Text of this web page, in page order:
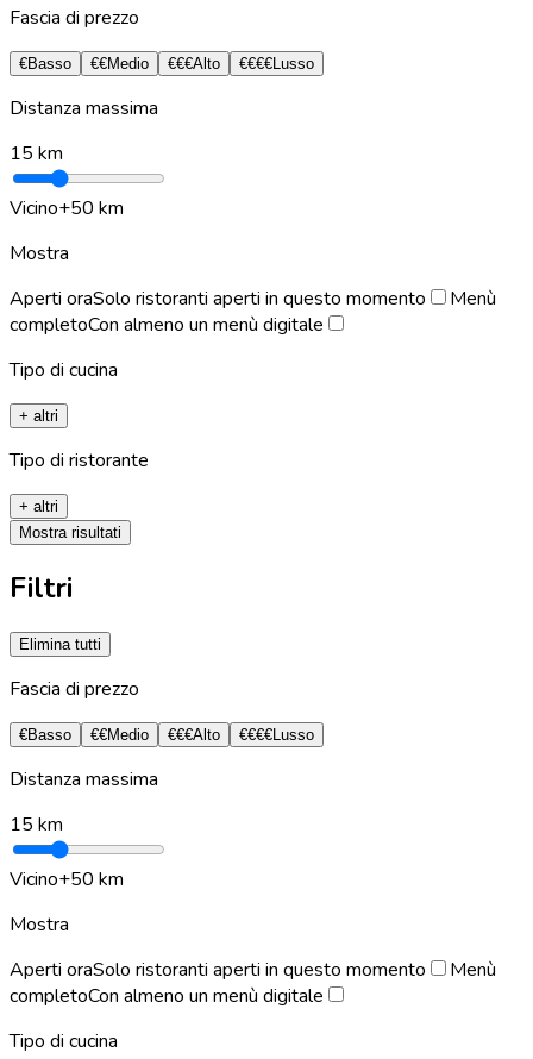
Fascia di prezzo
€Basso €€Medio €€€Alto €€€€ Lusso
Distanza massima
15 km
Vicino+50 km
Mostra
Aperti oraSolo ristoranti aperti in questo momento
Menù
completoCon almeno un menù digitale
Tipo di cucina
+ altri
Tipo di ristorante
+ altri
Mostra risultati
Filtri
Elimina tutti
Fascia di prezzo
€Basso €€Medio €€€Alto €€€€Lusso
Distanza massima
15 km
Vicino+50 km
Mostra
Aperti oraSolo ristoranti aperti in questo momento
Menù
completoCon almeno un menù digitale
Tipo di cucina